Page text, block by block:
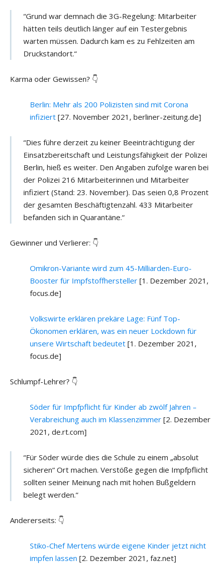
“Grund war demnach die 3G-Regelung: Mitarbeiter
hätten teils deutlich länger auf ein Testergebnis
warten müssen. Dadurch kam es zu Fehlzeiten am
Druckstandort.“
Karma oder Gewissen? 👇
Berlin: Mehr als 200 Polizisten sind mit Corona
infiziert [27. November 2021, berliner-zeitung.de]
“Dies führe derzeit zu keiner Beeinträchtigung der
Einsatzbereitschaft und Leistungsfähigkeit der Polizei
Berlin, hieß es weiter. Den Angaben zufolge waren bei
der Polizei 216 Mitarbeiterinnen und Mitarbeiter
infiziert (Stand: 23. November). Das seien 0,8 Prozent
der gesamten Beschäftigtenzahl. 433 Mitarbeiter
befanden sich in Quarantäne.“
Gewinner und Verlierer: 👇
Omikron-Variante wird zum 45-Milliarden-Euro-
Booster für Impfstoffhersteller [1. Dezember 2021,
focus.de]
Volkswirte erklären prekäre Lage: Fünf Top-
Ökonomen erklären, was ein neuer Lockdown für
unsere Wirtschaft bedeutet [1. Dezember 2021,
focus.de]
Schlumpf-Lehrer? 👇
Söder für Impfpflicht für Kinder ab zwölf Jahren –
Verabreichung auch im Klassenzimmer [2. Dezember
2021, de.rt.com]
“Für Söder würde dies die Schule zu einem „absolut
sicheren“ Ort machen. Verstöße gegen die Impfpflicht
sollten seiner Meinung nach mit hohen Bußgeldern
belegt werden.“
Andererseits: 👇
Stiko-Chef Mertens würde eigene Kinder jetzt nicht
impfen lassen [2. Dezember 2021, faz.net]